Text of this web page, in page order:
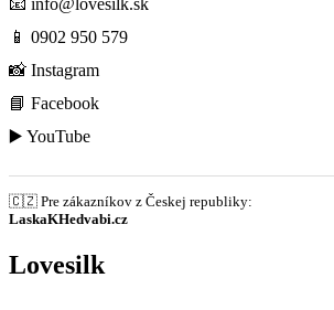
📧 info@lovesilk.sk
📱 0902 950 579
📸 Instagram
📘 Facebook
▶️ YouTube
🇨🇿 Pre zákazníkov z Českej republiky:
LaskaKHedvabi.cz
Lovesilk